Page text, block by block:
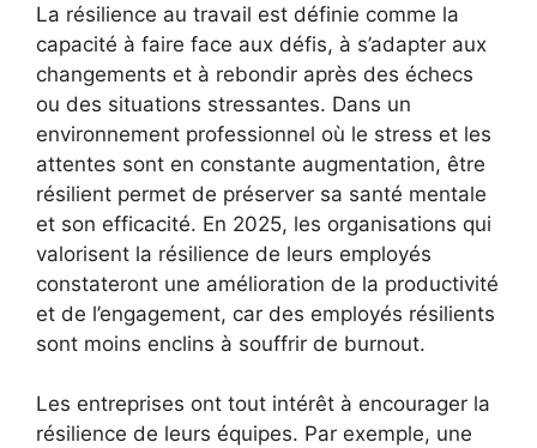
La résilience au travail est définie comme la
capacité à faire face aux défis, à s’adapter aux
changements et à rebondir après des échecs
ou des situations stressantes. Dans un
environnement professionnel où le stress et les
attentes sont en constante augmentation, être
résilient permet de préserver sa santé mentale
et son efficacité. En 2025, les organisations qui
valorisent la résilience de leurs employés
constateront une amélioration de la productivité
et de l’engagement, car des employés résilients
sont moins enclins à souffrir de burnout.
Les entreprises ont tout intérêt à encourager la
résilience de leurs équipes. Par exemple, une